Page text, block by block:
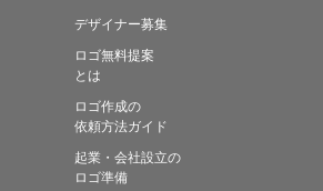
デザイナー募集
ロゴ無料提案
とは
ロゴ作成の
依頼方法ガイド
起業・会社設立の
ロゴ準備